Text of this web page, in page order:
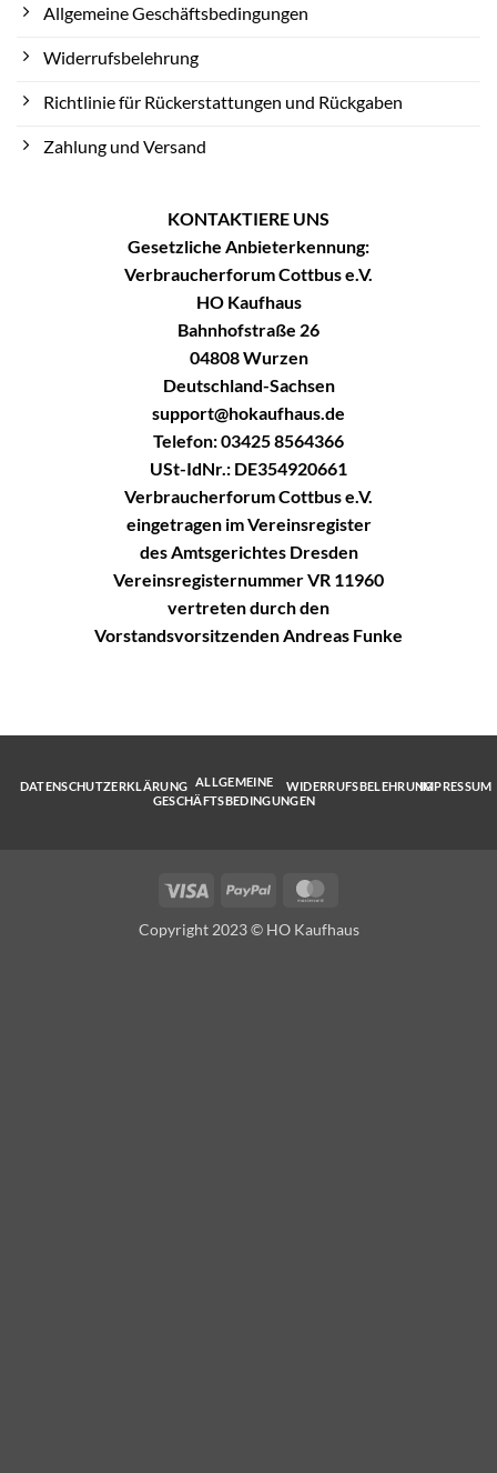
Allgemeine Geschäftsbedingungen
Widerrufsbelehrung
Richtlinie für Rückerstattungen und Rückgaben
Zahlung und Versand
KONTAKTIERE UNS
Gesetzliche Anbieterkennung:
Verbraucherforum Cottbus e.V.
HO Kaufhaus
Bahnhofstraße 26
04808 Wurzen
Deutschland-Sachsen
support@hokaufhaus.de
Telefon: 03425 8564366
USt-IdNr.: DE354920661
Verbraucherforum Cottbus e.V.
eingetragen im Vereinsregister
des Amtsgerichtes Dresden
Vereinsregisternummer VR 11960
vertreten durch den
Vorstandsvorsitzenden Andreas Funke
DATENSCHUTZERKLÄRUNG ALLGEMEINE
GESCHÄFTSBEDINGUNGEN
WIDERRUFSBELEHRUNGIMPRESSUM
Visa PayPal
Copyright 2023 © HO Kaufhaus